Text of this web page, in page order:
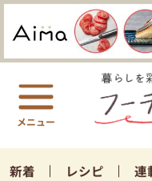
新着 レシピ 連